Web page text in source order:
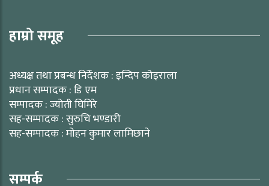
हाम्रो समूह
अध्यक्ष तथा प्रबन्ध निर्देशक : इन्दिप कोइराला
प्रधान सम्पादक : डि एम
सम्पादक : ज्योती घिमिरे
सह-सम्पादक : सुरुचि भण्डारी
सह-सम्पादक : मोहन कुमार लामिछाने
सम्पर्क